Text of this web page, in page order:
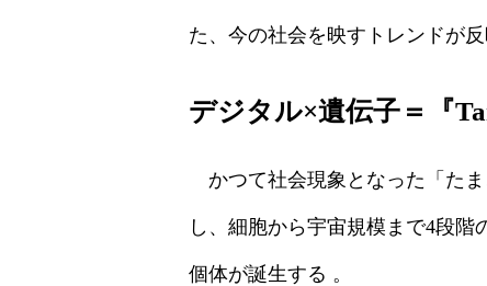
た、今の社会を映すトレンドが反
デジタル×遺伝子＝『
かつて社会現象となった「た
し、細胞から宇宙規模まで4段
個体が誕生する 。